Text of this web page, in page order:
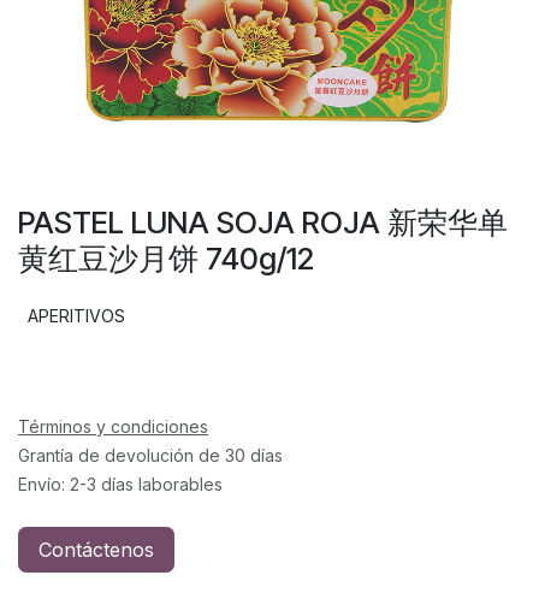
PASTEL LUNA SOJA ROJA 新荣华单
黄红豆沙月饼 740g/12
APERITIVOS
Términos y condiciones
Grantía de devolución de 30 días
Envío: 2-3 días laborables
Contáctenos